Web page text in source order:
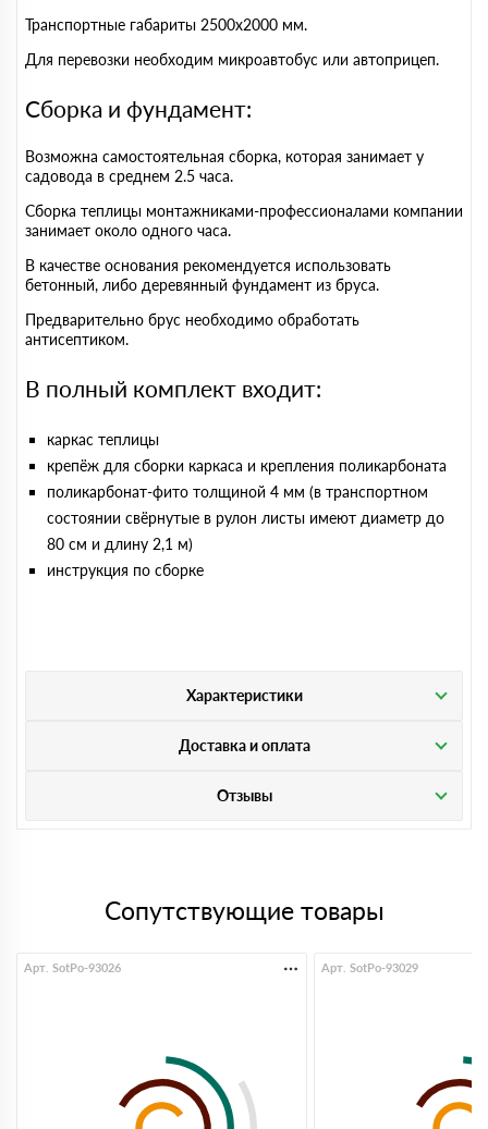
Транспортные габариты 2500х2000 мм.
Для перевозки необходим микроавтобус или автоприцеп.
Сборка и фундамент:
Возможна самостоятельная сборка, которая занимает у
садовода в среднем 2.5 часа.
Сборка теплицы монтажниками-профессионалами компании
занимает около одного часа.
В качестве основания рекомендуется использовать
бетонный, либо деревянный фундамент из бруса.
Предварительно брус необходимо обработать
антисептиком.
В полный комплект входит:
каркас теплицы
крепёж для сборки каркаса и крепления поликарбоната
поликарбонат-фито толщиной 4 мм (в транспортном
состоянии свёрнутые в рулон листы имеют диаметр до
80 см и длину 2,1 м)
инструкция по сборке
Характеристики
Доставка и оплата
Отзывы
Сопутствующие товары
Арт. SotPo-93026 Арт. SotPo-93029